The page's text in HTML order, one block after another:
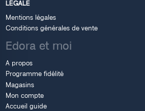
LÉGALE
Mentions légales
Conditions générales de vente
Edora et moi
A propos
Programme fidélité
Magasins
Mon compte
Accueil guide